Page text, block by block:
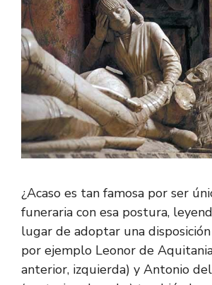
¿Acaso es tan famosa por ser
funeraria con esa postura,
lugar de adoptar una
por ejemplo Leonor de
anterior, izquierda) y Antonio